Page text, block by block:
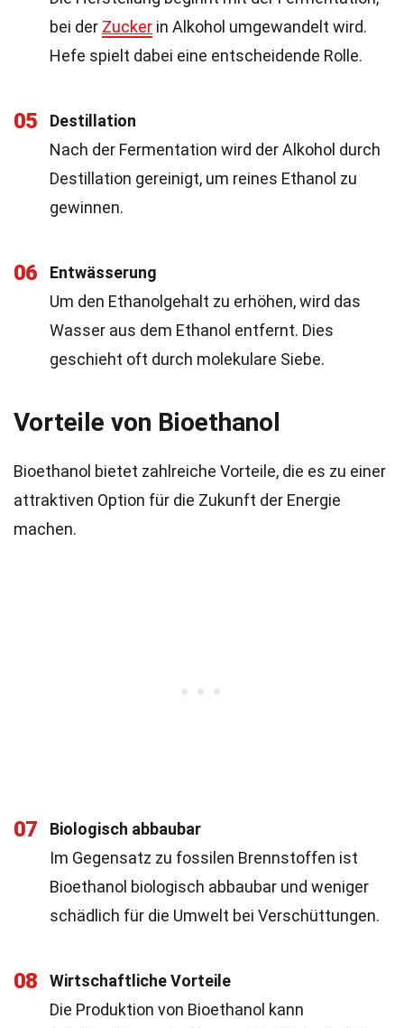
bei der Zucker in Alkohol umgewandelt wird.
Hefe spielt dabei eine entscheidende Rolle.
05
Destillation
Nach der Fermentation wird der Alkohol durch
Destillation gereinigt, um reines Ethanol zu
gewinnen.
06
Entwässerung
Um den Ethanolgehalt zu erhöhen, wird das
Wasser aus dem Ethanol entfernt. Dies
geschieht oft durch molekulare Siebe.
Vorteile von Bioethanol
Bioethanol bietet zahlreiche Vorteile, die es zu einer
attraktiven Option für die Zukunft der Energie
machen.
07
Biologisch abbaubar
Im Gegensatz zu fossilen Brennstoffen ist
Bioethanol biologisch abbaubar und weniger
schädlich für die Umwelt bei Verschüttungen.
08
Wirtschaftliche Vorteile
Die Produktion von Bioethanol kann